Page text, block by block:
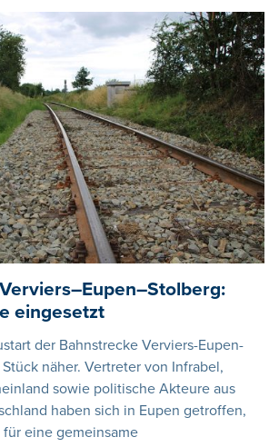
eingesetzt
der Bahnstrecke Verviers-Eupen-
näher. Vertreter von Infrabel,
sowie politische Akteure aus
haben sich in Eupen getroffen,
eine gemeinsame